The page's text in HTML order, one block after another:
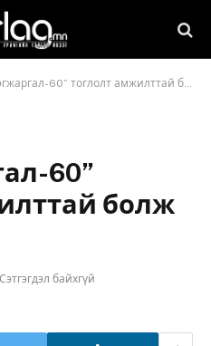
60” тоглолт амжилттай болж өндөрлөлөө
60”
болж
Сэтгэгдэл байхгүй